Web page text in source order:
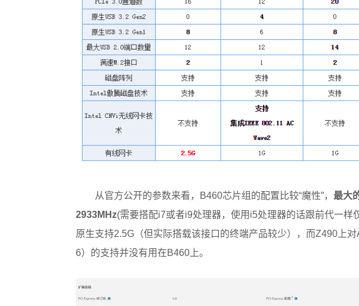
从官方公开的参数来看，B460芯片组的配置比较“魔性”， 最大
2933MHz(需要搭配i7或者i9处理器，使用i5处理器的话跟前代一样
原生支持2.5G（但实际搭载该接口的终端产品较少），而Z490上
6）的支持并没有用在B460上。